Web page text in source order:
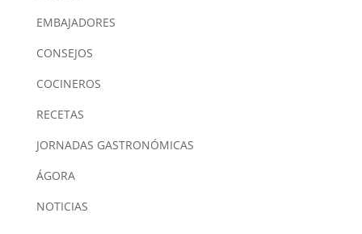
EMBAJADORES
CONSEJOS
COCINEROS
RECETAS
JORNADAS GASTRONÓMICAS
ÁGORA
NOTICIAS